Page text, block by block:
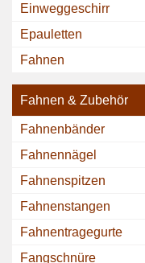
Einweggeschirr
Epauletten
Fahnen
Fahnen & Zubehör
Fahnenbänder
Fahnennägel
Fahnenspitzen
Fahnenstangen
Fahnentragegurte
Fangschnüre